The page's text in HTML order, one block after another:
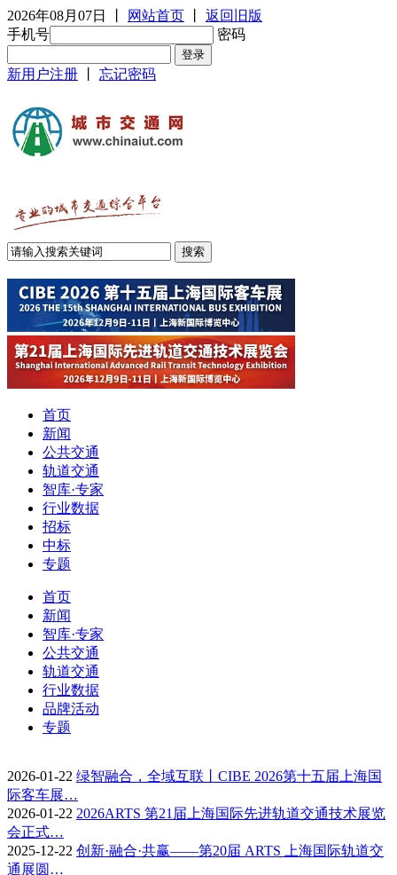
2026年08月07日 网站首页
返回旧版
手机号
密码
新用户注册 忘记密码
首页
新闻
公共交通
轨道交通
智库·专家
行业数据
招标
中标
专题
首页
新闻
智库·专家
公共交通
轨道交通
行业数据
品牌活动
专题
2026-01-22 绿智融合，全域互联丨CIBE 2026第十五届上海国
际客车展…
2026-01-22 2026ARTS 第21届上海国际先进轨道交通技术展览
会正式…
2025-12-22 创新·融合·共赢——第20届 ARTS 上海国际轨道交
通展圆…